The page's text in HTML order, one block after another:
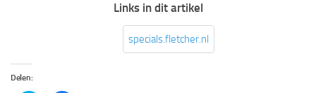
Links in dit artikel
specials.fletcher.nl
Delen: